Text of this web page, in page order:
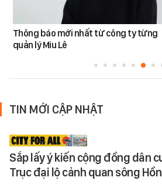
Thông báo mới nhất từ công ty từng
quản lý Miu Lê
TIN MỚI CẬP NHẬT
Sắp lấy ý kiến cộng đồng dân
Trục đại lộ cảnh quan sông